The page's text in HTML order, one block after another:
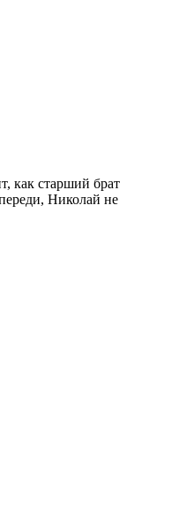
как старший брат
Николай не